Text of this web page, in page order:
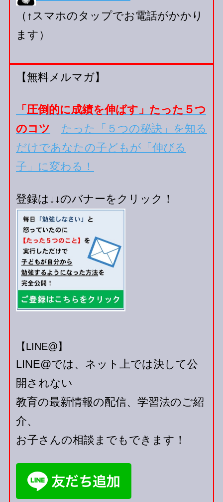
（↑スマホのタップでお電話がかかり
ます）
【無料メルマガ】
「圧倒的に成績を伸ばす」たった５つ
のコツ
たった「５つの秘訣」を知る
だけであなたの子どもが「伸びる
子」に変わる！
登録は↓↓のバナーをクリック！
【LINE@】
LINE@では、ネット上では決して公
開されない
教育の最新情報の配信、学習法のご紹
介、
お子さんの相談までもできます！